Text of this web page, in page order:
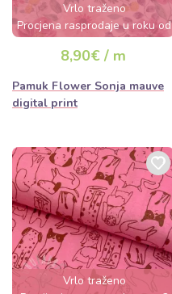
Vrlo traženo
Procjena rasprodaje u roku od
nekoliko sati
8,90€ / m
Pamuk Flower Sonja mauve
digital print
Vrlo traženo